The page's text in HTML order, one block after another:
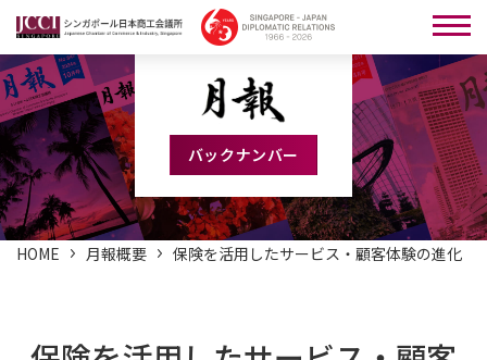
バックナンバー
HOME 月報概要 保険を活用したサービス・顧客体験の進化